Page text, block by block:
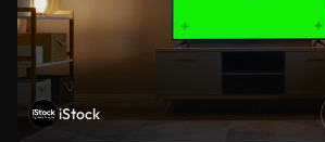
iStock